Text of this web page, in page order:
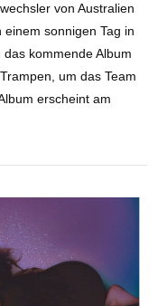
von Australien
sonnigen Tag in
kommende Album
um das Team
erscheint am